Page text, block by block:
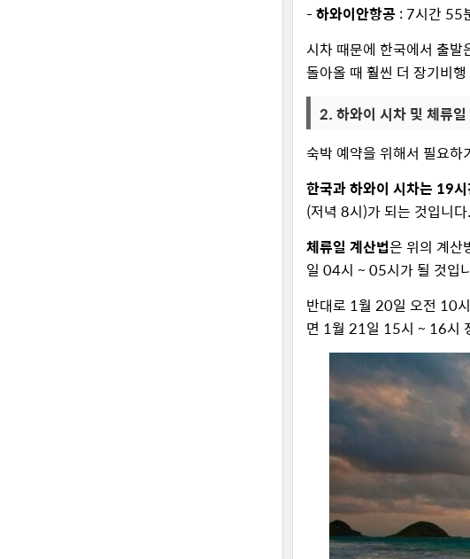
- 하와이안항공 : 7시간 55
시차 때문에 한국에서 출
돌아올 때 훨씬 더 장기비
2. 하와이 시차 및 체류일
숙박 예약을 위해서 필요하
한국과 하와이 시차는 19
(저녁 8시)가 되는 것입니다.
체류일 계산법은 위의 계산
일 04시 ~ 05시가 될 것입
반대로 1월 20일 오전 10
면 1월 21일 15시 ~ 16시